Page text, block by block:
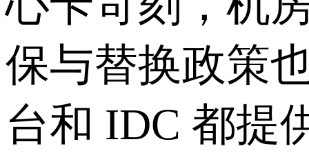
保与替换政策
台和 IDC 都提